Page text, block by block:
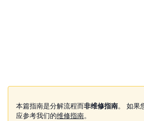
本篇指南是分解流程而非维修指南。 如果
应参考我们的维修指南。